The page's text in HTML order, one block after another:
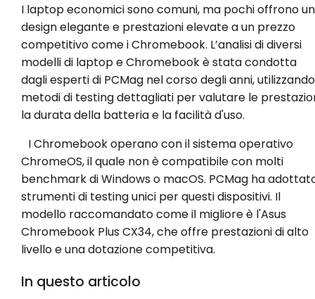
I laptop economici sono comuni, ma pochi offrono un
design elegante e prestazioni elevate a un prezzo
competitivo come i Chromebook. L’analisi di diversi
modelli di laptop e Chromebook è stata condotta
dagli esperti di PCMag nel corso degli anni, utilizzando
metodi di testing dettagliati per valutare le
la durata della batteria e la facilità d'uso.
I Chromebook operano con il sistema operativo
ChromeOS, il quale non è compatibile con molti
benchmark di Windows o macOS. PCMag ha
strumenti di testing unici per questi dispositivi. Il
modello raccomandato come il migliore è l'Asus
Chromebook Plus CX34, che offre prestazioni di alto
livello e una dotazione competitiva.
In questo articolo